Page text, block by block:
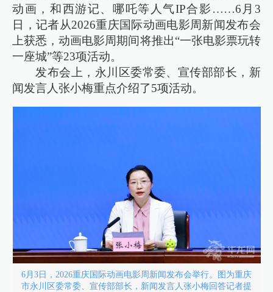
动画，和西游记、哪吒等人气IP合影……6月3
日，记者从2026重庆国际动画电影周新闻发布会
上获悉，动画电影周期间将推出“一张电影票玩转
一座城”等23项活动。
发布会上，永川区委常委、宣传部部长，新
闻发言人张小梅重点介绍了5项活动。
6月3日，2026重庆国际动画电影周新闻发布会举行。图为重庆
市永川区委常委、宣传部部长，新闻发言人张小梅回答记者提